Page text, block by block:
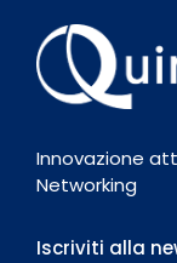
Innovazione
Networking
Iscriviti alla